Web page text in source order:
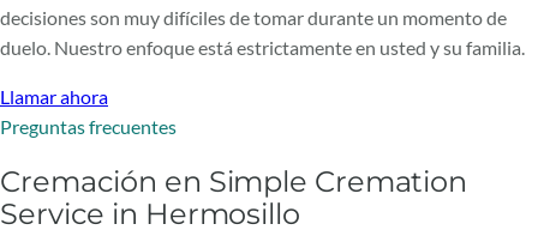
decisiones son muy difíciles de tomar durante un momento de
duelo. Nuestro enfoque está estrictamente en usted y su familia.
Llamar ahora
Preguntas frecuentes
Cremación en Simple Cremation
Service in Hermosillo